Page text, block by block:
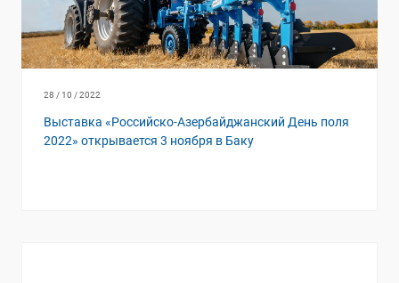
28 / 10 / 2022
Выставка «Российско-Азербайджанский День поля
2022» открывается 3 ноября в Баку